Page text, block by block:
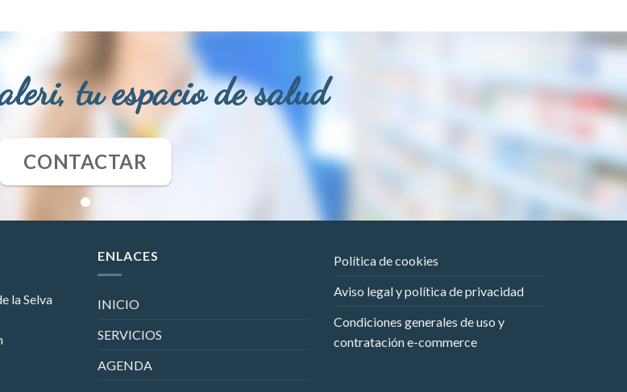
tu espacio de salud
CONTACTAR
la Selva
ENLACES
INICIO
SERVICIOS
AGENDA
Política de cookies
Aviso legal y política de privacidad
Condiciones generales de uso y
contratación e-commerce